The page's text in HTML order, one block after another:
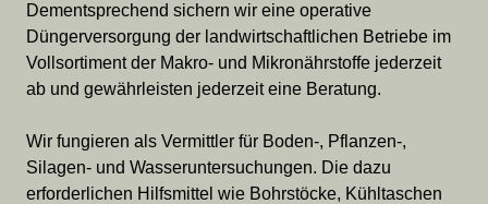
Dementsprechend sichern wir eine operative
Düngerversorgung der landwirtschaftlichen Betriebe im
Vollsortiment der Makro- und Mikronährstoffe jederzeit
ab und gewährleisten jederzeit eine Beratung.
Wir fungieren als Vermittler für Boden-, Pflanzen-,
Silagen- und Wasseruntersuchungen. Die dazu
erforderlichen Hilfsmittel wie Bohrstöcke, Kühltaschen